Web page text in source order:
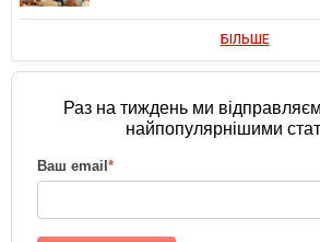
БІЛЬШЕ
Раз на тиждень ми
найпопулярнішими
Ваш email *